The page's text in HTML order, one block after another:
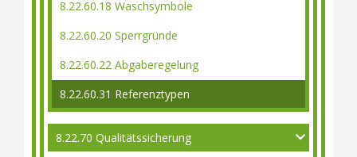
8.22.60.18 Waschsymbole
8.22.60.20 Sperrgründe
8.22.60.22 Abgaberegelung
8.22.60.31 Referenztypen
8.22.70 Qualitätssicherung